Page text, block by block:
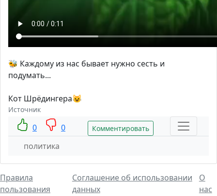
🐝 Каждому из нас бывает нужно сесть и
подумать...
Кот Шрёдингера😺
Источник
0 0 Комментировать
политика
Правила
пользования
Соглашение об использовании
данных
О
нас